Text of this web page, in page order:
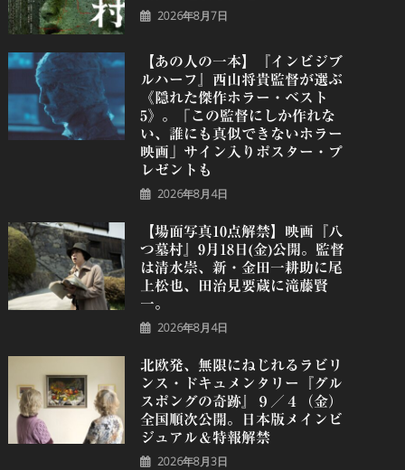
2026年8月7日
【あの人の一本】『インビジブ
ルハーフ』⻄⼭将貴監督が選ぶ
《隠れた傑作ホラー・ベスト
5》。「この監督にしか作れな
い、誰にも真似できないホラー
映画」サイン入りポスター・プ
レゼントも
2026年8月4日
【場面写真10点解禁】映画『八
つ墓村』9月18日(金)公開。監督
は清水崇、新・金田一耕助に尾
上松也、田治見要蔵に滝藤賢
一。
2026年8月4日
北欧発、無限にねじれるラビリ
ンス・ドキュメンタリー『グル
スポングの奇跡』９／４（金）
全国順次公開。日本版メインビ
ジュアル＆特報解禁
2026年8月3日